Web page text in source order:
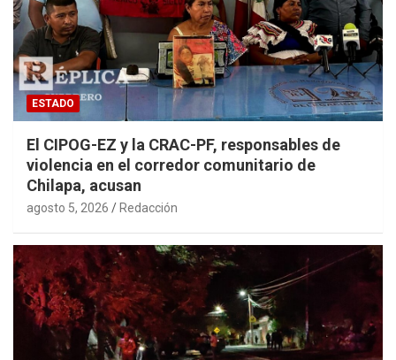
ESTADO
El CIPOG-EZ y la CRAC-PF, responsables de
violencia en el corredor comunitario de
Chilapa, acusan
agosto 5, 2026 Redacción